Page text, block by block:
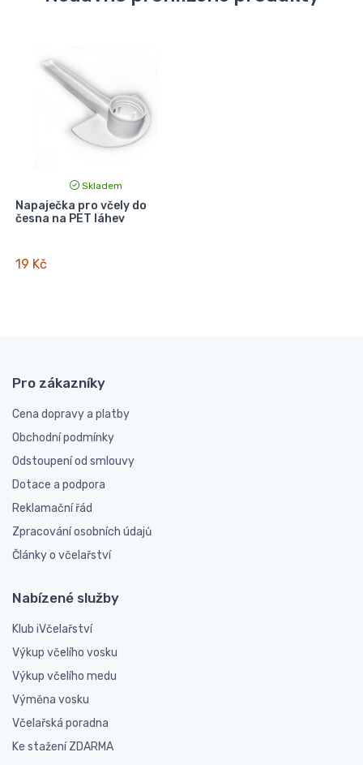
Skladem
Napaječka pro včely do
česna na PET láhev
19 Kč
Pro zákazníky
Cena dopravy a platby
Obchodní podmínky
Odstoupení od smlouvy
Dotace a podpora
Reklamační řád
Zpracování osobních údajů
Články o včelařství
Nabízené služby
Klub iVčelařství
Výkup včelího vosku
Výkup včelího medu
Výměna vosku
Včelařská poradna
Ke stažení ZDARMA